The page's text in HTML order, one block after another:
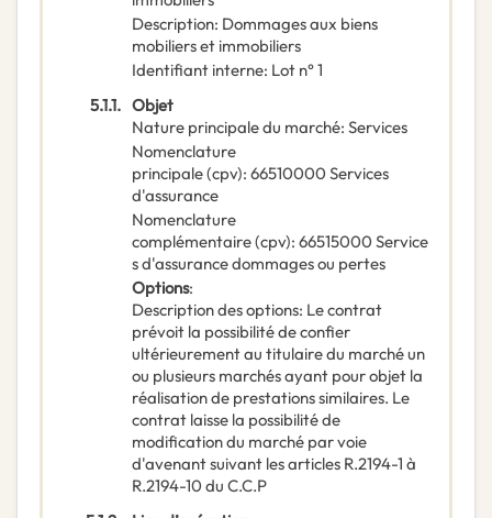
Description: Dommages aux biens
mobiliers et immobiliers
Identifiant interne: Lot n° 1
5.1.1. Objet
Nature principale du marché: Services
Nomenclature
principale(cpv): 66510000 Services
d'assurance
Nomenclature
complémentaire(cpv): 66515000 Service
s d'assurance dommages ou pertes
Options:
Description des options: Le contrat
prévoit la possibilité de confier
ultérieurement au titulaire du marché un
ou plusieurs marchés ayant pour objet la
réalisation de prestations similaires. Le
contrat laisse la possibilité de
modification du marché par voie
d'avenant suivant les articles R.2194-1 à
R.2194-10 du C.C.P